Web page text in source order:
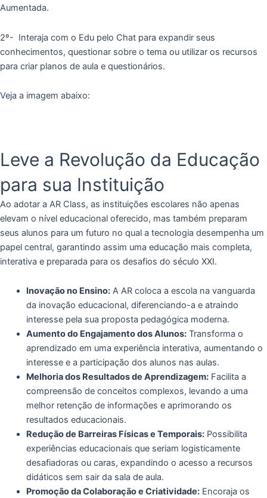
Aumentada.
2º- Interaja com o Edu pelo Chat para expandir seus
conhecimentos, questionar sobre o tema ou utilizar os recursos
para criar planos de aula e questionários.
Veja a imagem abaixo:
Leve a Revolução da Educação
para sua Instituição
Ao adotar a AR Class, as instituições escolares não apenas
elevam o nível educacional oferecido, mas também preparam
seus alunos para um futuro no qual a tecnologia desempenha um
papel central, garantindo assim uma educação mais completa,
interativa e preparada para os desafios do século XXI.
Inovação no Ensino:A AR coloca a escola na vanguarda
da inovação educacional, diferenciando-a e atraindo
interesse pela sua proposta pedagógica moderna.
Aumento do Engajamento dos Alunos:Transforma o
aprendizado em uma experiência interativa, aumentando o
interesse e a participação dos alunos nas aulas.
Melhoria dos Resultados de Aprendizagem:Facilita a
compreensão de conceitos complexos, levando a uma
melhor retenção de informações e aprimorando os
resultados educacionais.
Redução de Barreiras Físicas e Temporais:Possibilita
experiências educacionais que seriam logisticamente
desafiadoras ou caras, expandindo o acesso a recursos
didáticos sem sair da sala de aula.
Promoção da Colaboração e Criatividade:Encoraja os